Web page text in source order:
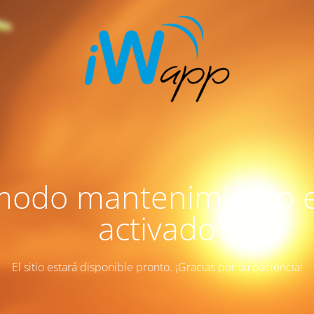
mantenimiento
activado
El sitio estará disponible pronto. ¡Gracias por su paciencia!